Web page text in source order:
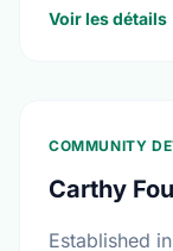
from
Voir les détails
COMMUNITY
Carthy
Established